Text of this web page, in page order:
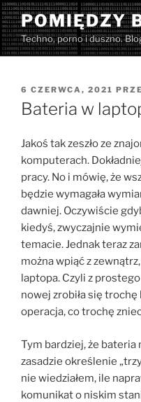
Przejdź
do
treści
POMIĘDZY
Techno, porno i duszno.
OPUBLIKOWANE
W
6 CZERWCA, 2021
Bateria w
Jakoś tak zeszło ze
komputerach.
pracy. No i mówię, że
będzie wymagała
dawniej. Oczywiście
kiedyś, zwyczajnie
temacie. Jednak teraz
można wpiąć z
laptopa. Czyli z
nowej zrobiła się
operacja, co trochę
Tym bardziej, że
zasadzie określenie
nie wiedziałem, ile
komunikat o niskim